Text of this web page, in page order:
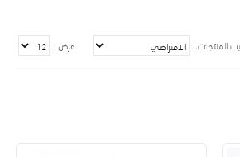
المنتجات: عرض: